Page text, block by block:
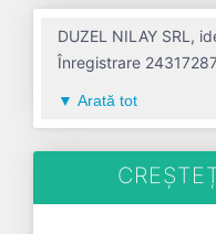
DUZEL NILAY SRL,
Înregistrare
produse alimentare,
4711. Cu sediul
Arată tot